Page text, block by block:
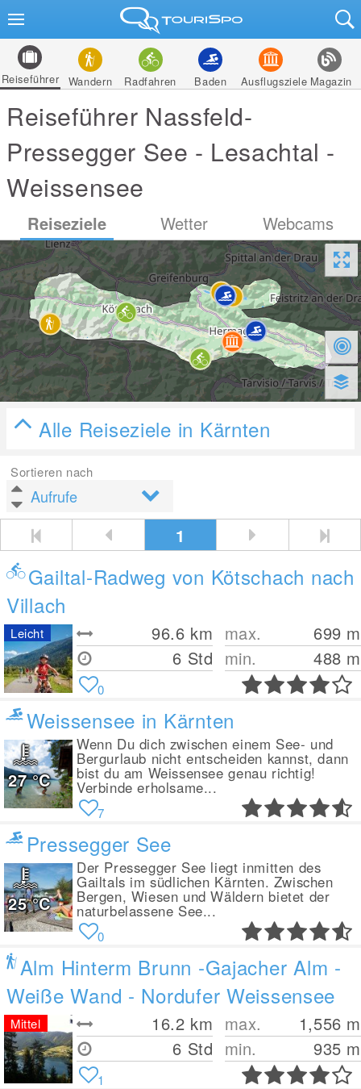
Reiseführer Wandern Radfahren Baden Ausflugsziele Magazin
Reiseführer Nassfeld-
Pressegger See - Lesachtal -
Weissensee
Reiseziele Wetter Webcams
Alle Reiseziele in Kärnten
Sortieren nach
1
Gailtal-Radweg von Kötschach nach
Villach
96.6 km
6 Std
max. 699 m
min.
488 m
Leicht
0
Weissensee in Kärnten
Wenn Du dich zwischen einem See- und
Bergurlaub nicht entscheiden kannst, dann
bist du am Weissensee genau richtig!
Verbinde erholsame...
27°C
7
Pressegger See
Der Pressegger See liegt inmitten des
Gailtals im südlichen Kärnten. Zwischen
Bergen, Wiesen und Wäldern bietet der
naturbelassene See...
25°C
0
Alm Hinterm Brunn -Gajacher Alm -
Weiße Wand - Nordufer Weissensee
16.2 km
6 Std
max. 1,556 m
min.
935 m
Mittel
1